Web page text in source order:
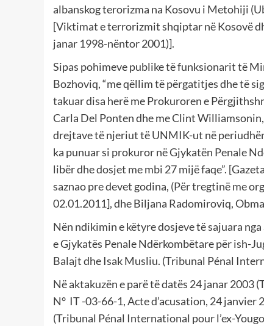
albanskog terorizma na Kosovu i Metohiji
[Viktimat e terrorizmit shqiptar në Kosovë
janar 1998-nëntor 2001)].
Sipas pohimeve publike të funksionarit të
Bozhoviq, “me qëllim të përgatitjes dhe të
takuar disa herë me Prokuroren e
Carla Del Ponten dhe me Clint
drejtave të njeriut të UNMIK-ut në
ka punuar si prokuror në Gjykatën Penale
libër dhe dosjet me mbi 27 mijë faqe”.
saznao pre devet godina, (Për tregtinë me
02.01.2011], dhe Biljana Radomiroviq,
Nën ndikimin e këtyre dosjeve të sajuara
e Gjykatës Penale Ndërkombëtare për ish-
Balajt dhe Isak Musliu. (Tribunal Pénal
Në aktakuzën e parë të datës 24 janar 2003
N° IT -03-66-1, Acte d’acusation, 24 janvier
(Tribunal Pénal International pour l’ex-